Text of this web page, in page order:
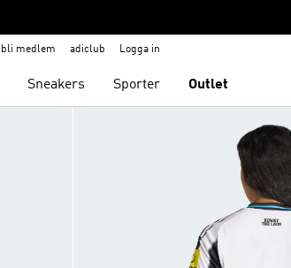
bli medlem adiclub Logga in
Sneakers Sporter Outlet